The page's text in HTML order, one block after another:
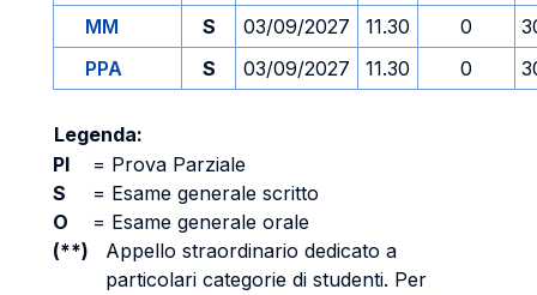
MM S 03/09/2027 11.30 0
PPA
S 03/09/2027 11.30 0
Legenda:
PI
= Prova Parziale
S
= Esame generale scritto
O
= Esame generale orale
(**)
Appello straordinario dedicato a
particolari categorie di studenti. Per